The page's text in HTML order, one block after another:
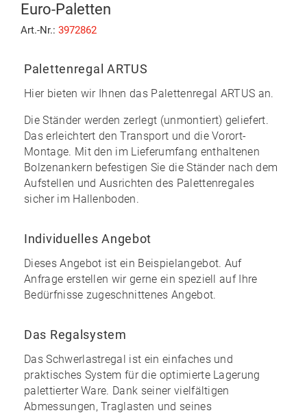
Euro-Paletten
Art.-Nr.: 3972862
Palettenregal ARTUS
Hier bieten wir Ihnen das Palettenregal ARTUS an.
Die Ständer werden zerlegt (unmontiert) geliefert.
Das erleichtert den Transport und die Vorort-
Montage. Mit den im Lieferumfang enthaltenen
Bolzenankern befestigen Sie die Ständer nach dem
Aufstellen und Ausrichten des Palettenregales
sicher im Hallenboden.
Individuelles Angebot
Dieses Angebot ist ein Beispielangebot. Auf
Anfrage erstellen wir gerne ein speziell auf Ihre
Bedürfnisse zugeschnittenes Angebot.
Das Regalsystem
Das Schwerlastregal ist ein einfaches und
praktisches System für die optimierte Lagerung
palettierter Ware. Dank seiner vielfältigen
Abmessungen, Traglasten und seines